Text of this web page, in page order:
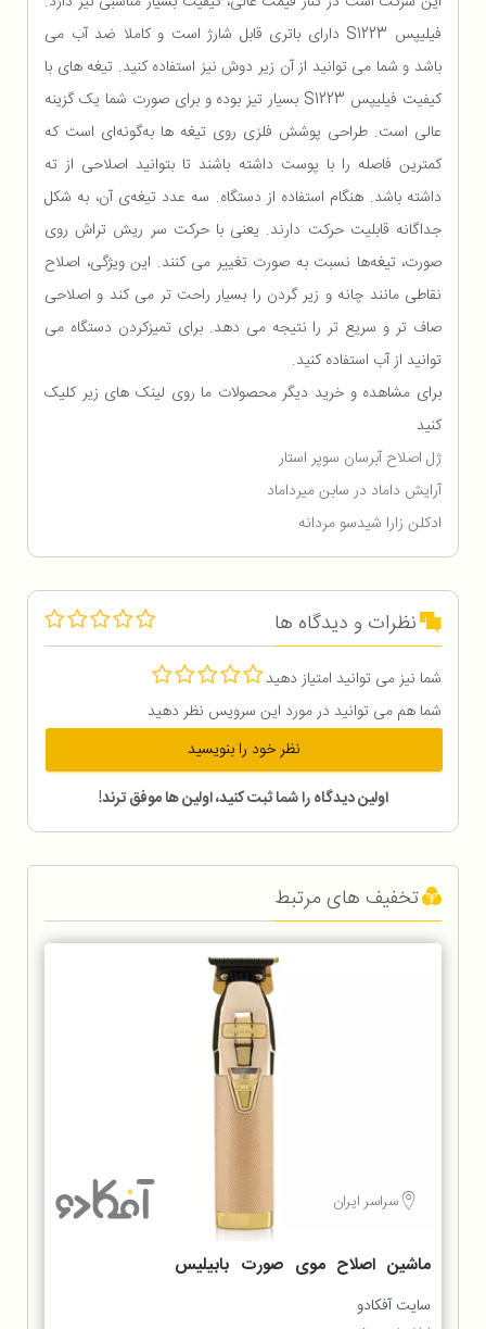
فیلیپس S1223 دارای باتری قابل شارژ است و کاملا ضد آب می
باشد و شما می توانید از آن زیر دوش نیز استفاده کنید. تیغه های با
کیفیت فیلیپس S1223 بسیار تیز بوده و برای صورت شما یک گزینه
عالی است. طراحی پوشش فلزی روی تیغه ها به‌گونه‌ای است که
کمترین فاصله را با پوست داشته باشند تا بتوانید اصلاحی از ته
داشته باشد. هنگام استفاده از دستگاه. سه عدد تیغه‌ی آن، به شکل
جداگانه قابلیت حرکت دارند. یعنی با حرکت سر ریش تراش روی
صورت، تیغه‌ها نسبت به صورت تغییر می کنند. این ویژگی، اصلاح
نقاطی مانند چانه و زیر گردن را بسیار راحت تر می کند و اصلاحی
صاف تر و سریع تر را نتیجه می دهد. برای تمیزکردن دستگاه می
توانید از آب استفاده کنید.
برای مشاهده و خرید دیگر محصولات ما روی لینک های زیر کلیک
کنید
ژل اصلاح آبرسان سوپر استار
آرایش داماد در سابن میرداماد
ادکلن زارا شیدسو مردانه
نظرات و دیدگاه ها
شما نیز می توانید امتیاز دهید
شما هم می توانید در مورد این سرویس نظر دهید
نظر خود را بنویسید
اولین دیدگاه را شما ثبت کنید، اولین ها موفق ترند!
تخفیف های مرتبط
سراسر ایران
ماشین اصلاح موی صورت بابیلیس
مدل FX7870GSDE
سایت آفکادو